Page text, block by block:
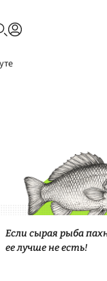
Если сырая рыба
ее лучше не есть!